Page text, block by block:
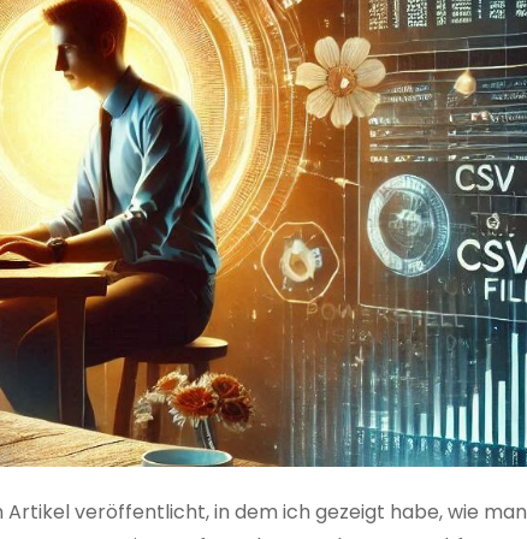
veröffentlicht, in dem ich gezeigt habe, wie man